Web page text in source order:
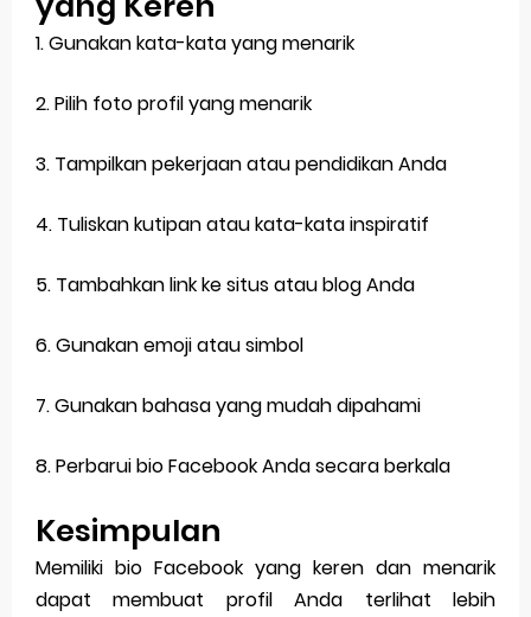
1. Gunakan kata-kata yang menarik
2. Pilih foto profil yang menarik
3. Tampilkan pekerjaan atau pendidikan Anda
4. Tuliskan kutipan atau kata-kata inspiratif
5. Tambahkan link ke situs atau blog Anda
6. Gunakan emoji atau simbol
7. Gunakan bahasa yang mudah dipahami
8. Perbarui bio Facebook Anda secara berkala
Kesimpulan
Memiliki bio Facebook yang keren dan menarik
dapat membuat profil Anda terlihat lebih